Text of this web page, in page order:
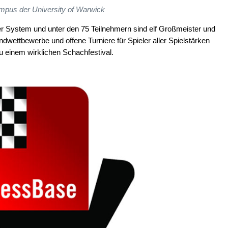
der University of Warwick
System und unter den 75 Teilnehmern sind elf Großmeister und
und offene Turniere für Spieler aller Spielstärken
einem wirklichen Schachfestival.